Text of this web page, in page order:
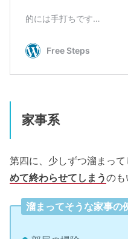
家事系
第四に、少しずつ溜まっ
めて終わらせてしまうのも
溜まってそうな家事の